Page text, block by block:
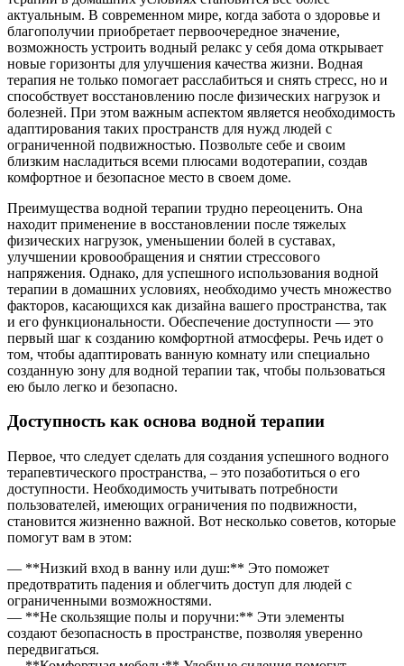
актуальным. В современном мире, когда забота о здоровье и
благополучии приобретает первоочередное значение,
возможность устроить водный релакс у себя дома открывает
новые горизонты для улучшения качества жизни. Водная
терапия не только помогает расслабиться и снять стресс, но и
способствует восстановлению после физических нагрузок и
болезней. При этом важным аспектом является необходимость
адаптирования таких пространств для нужд людей с
ограниченной подвижностью. Позвольте себе и своим
близким насладиться всеми плюсами водотерапии, создав
комфортное и безопасное место в своем доме.
Преимущества водной терапии трудно переоценить. Она
находит применение в восстановлении после тяжелых
физических нагрузок, уменьшении болей в суставах,
улучшении кровообращения и снятии стрессового
напряжения. Однако, для успешного использования водной
терапии в домашних условиях, необходимо учесть множество
факторов, касающихся как дизайна вашего пространства, так
и его функциональности. Обеспечение доступности — это
первый шаг к созданию комфортной атмосферы. Речь идет о
том, чтобы адаптировать ванную комнату или специально
созданную зону для водной терапии так, чтобы пользоваться
ею было легко и безопасно.
Доступность как основа водной терапии
Первое, что следует сделать для создания успешного водного
терапевтического пространства, – это позаботиться о его
доступности. Необходимость учитывать потребности
пользователей, имеющих ограничения по подвижности,
становится жизненно важной. Вот несколько советов, которые
помогут вам в этом:
— **Низкий вход в ванну или душ:** Это поможет
предотвратить падения и облегчить доступ для людей с
ограниченными возможностями.
— **Не скользящие полы и поручни:** Эти элементы
создают безопасность в пространстве, позволяя уверенно
передвигаться.